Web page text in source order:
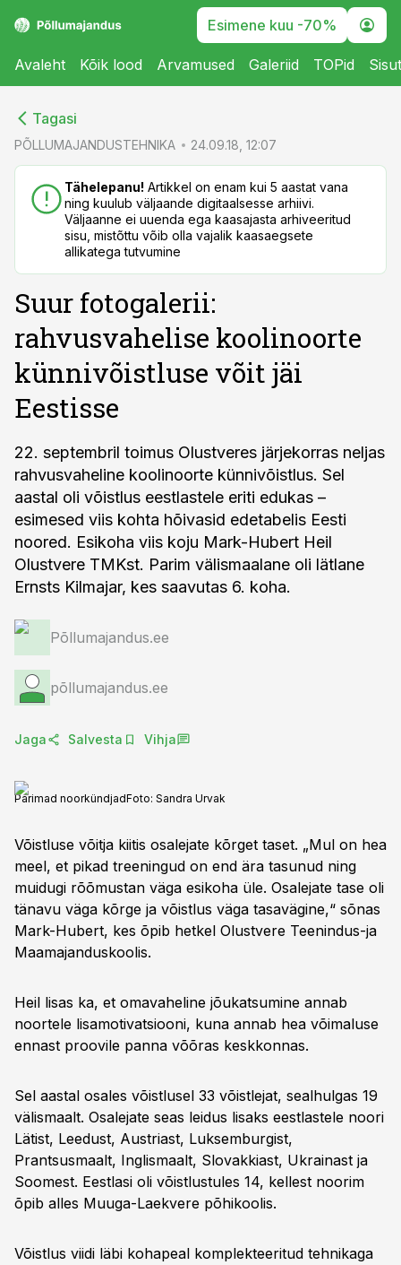
Esimene kuu -70%
Avaleht Kõik lood Arvamused Galeriid TOPid
Tagasi
PÕLLUMAJANDUSTEHNIKA 24.09.18, 12:07
Tähelepanu! Artikkel on enam kui 5 aastat vana
ning kuulub väljaande digitaalsesse arhiivi.
Väljaanne ei uuenda ega kaasajasta arhiveeritud
sisu, mistõttu võib olla vajalik kaasaegsete
allikatega tutvumine
Suur fotogalerii:
rahvusvahelise koolinoorte
künnivõistluse võit jäi
Eestisse
22. septembril toimus Olustveres järjekorras neljas
rahvusvaheline koolinoorte künnivõistlus. Sel
aastal oli võistlus eestlastele eriti edukas –
esimesed viis kohta hõivasid edetabelis Eesti
noored. Esikoha viis koju Mark-Hubert Heil
Olustvere TMKst. Parim välismaalane oli lätlane
Ernsts Kilmajar, kes saavutas 6. koha.
Põllumajandus.ee
põllumajandus.ee
Jaga Salvesta Vihja
Parimad noorkündjadFoto: Sandra Urvak
Võistluse võitja kiitis osalejate kõrget taset. „Mul on hea
meel, et pikad treeningud on end ära tasunud ning
muidugi rõõmustan väga esikoha üle. Osalejate tase oli
tänavu väga kõrge ja võistlus väga tasavägine,“ sõnas
Mark-Hubert, kes õpib hetkel Olustvere Teenindus-ja
Maamajanduskoolis.
Heil lisas ka, et omavaheline jõukatsumine annab
noortele lisamotivatsiooni, kuna annab hea võimaluse
ennast proovile panna võõras keskkonnas.
Sel aastal osales võistlusel 33 võistlejat, sealhulgas 19
välismaalt. Osalejate seas leidus lisaks eestlastele noori
Lätist, Leedust, Austriast, Luksemburgist,
Prantsusmaalt, Inglismaalt, Slovakkiast, Ukrainast ja
Soomest. Eestlasi oli võistlustules 14, kellest noorim
õpib alles Muuga-Laekvere põhikoolis.
Võistlus viidi läbi kohapeal komplekteeritud tehnikaga